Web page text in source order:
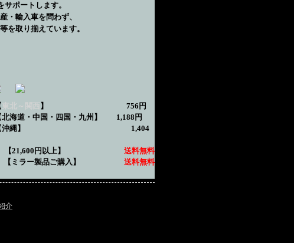
ポートします。
・輸入車を問わず、
を取り揃えています。
東北～関西 】 756円
道・中国・四国・九州】 1,188円
沖縄】 1,404
【21,600円以上】
送料無料
【ミラー製品ご購入】
送料無料
介